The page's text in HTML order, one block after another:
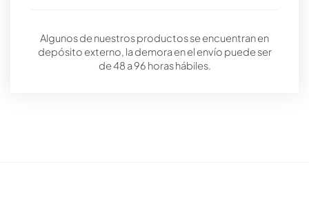
Algunos de nuestros productos se encuentran en
depósito externo, la demora en el envío puede ser
de 48 a 96 horas hábiles.